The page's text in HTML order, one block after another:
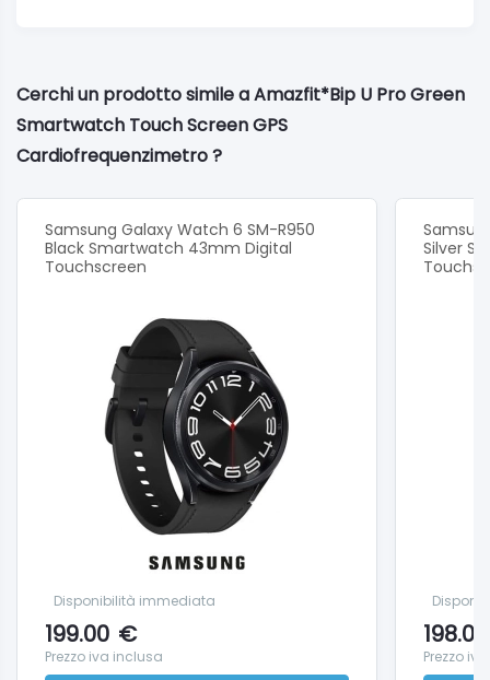
un'esperienza unica.
Cerchi un prodotto simile a Amazfit*Bip U Pro Green
Smartwatch Touch Screen GPS
Cardiofrequenzimetro ?
Samsung Galaxy Watch 6 SM-R950
Black Smartwatch 43mm Digital
Touchscreen
Disponibilità immediata
199.00 €
Prezzo iva inclusa
Silver
198.00
Prezzo